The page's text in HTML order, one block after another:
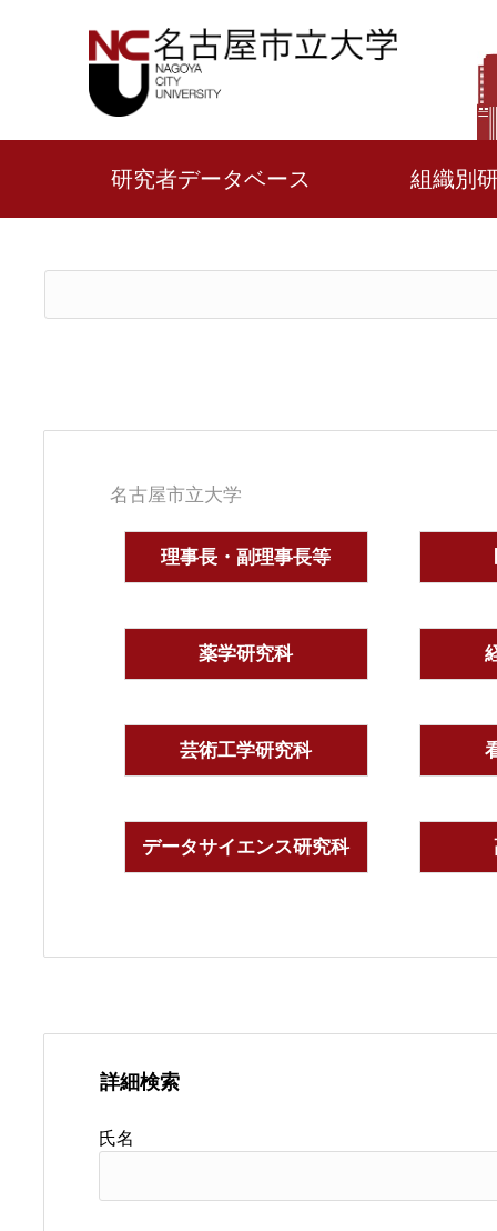
研究者データベース 組織別
名古屋市立大学
理事長・副理事長等
薬学研究科
芸術工学研究科
データサイエンス研究科
詳細検索
氏名